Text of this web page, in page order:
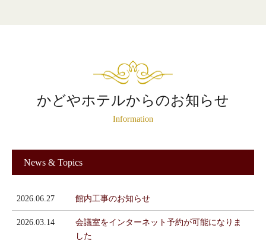
かどやホテルからのお知らせ
Information
News & Topics
2026.06.27 館内工事のお知らせ
2026.03.14
会議室をインターネット予約が可能になりま
した